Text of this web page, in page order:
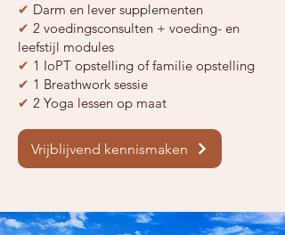
✔ Darm en lever supplementen
✔ 2 voedingsconsulten + voeding- en
leefstijl modules
✔ 1 IoPT opstelling of familie opstelling
✔ 1 Breathwork sessie
✔ 2 Yoga lessen op maat
Vrijblijvend kennismaken